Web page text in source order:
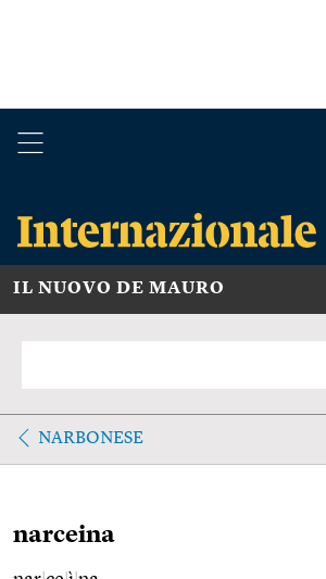
IL NUOVO DE MAURO
NARBONESE
narceina